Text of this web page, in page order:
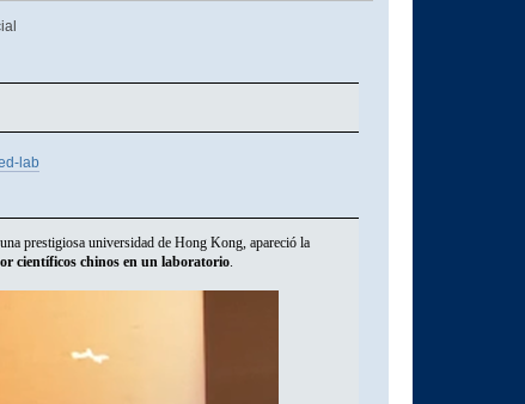
lab
prestigiosa universidad de Hong Kong, apareció la
científicos chinos en un laboratorio.